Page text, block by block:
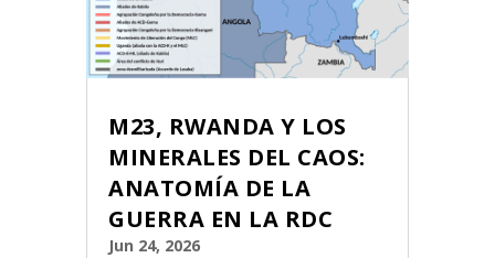
M23, RWANDA Y LOS
MINERALES DEL CAOS:
ANATOMÍA DE LA
GUERRA EN LA RDC
Jun 24, 2026